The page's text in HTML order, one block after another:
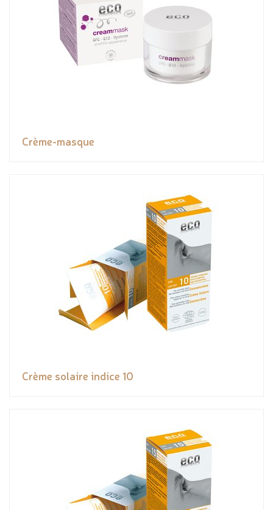
Crème-masque
Crème solaire indice 10